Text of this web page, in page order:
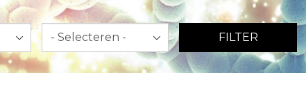
Jaar
FILTER